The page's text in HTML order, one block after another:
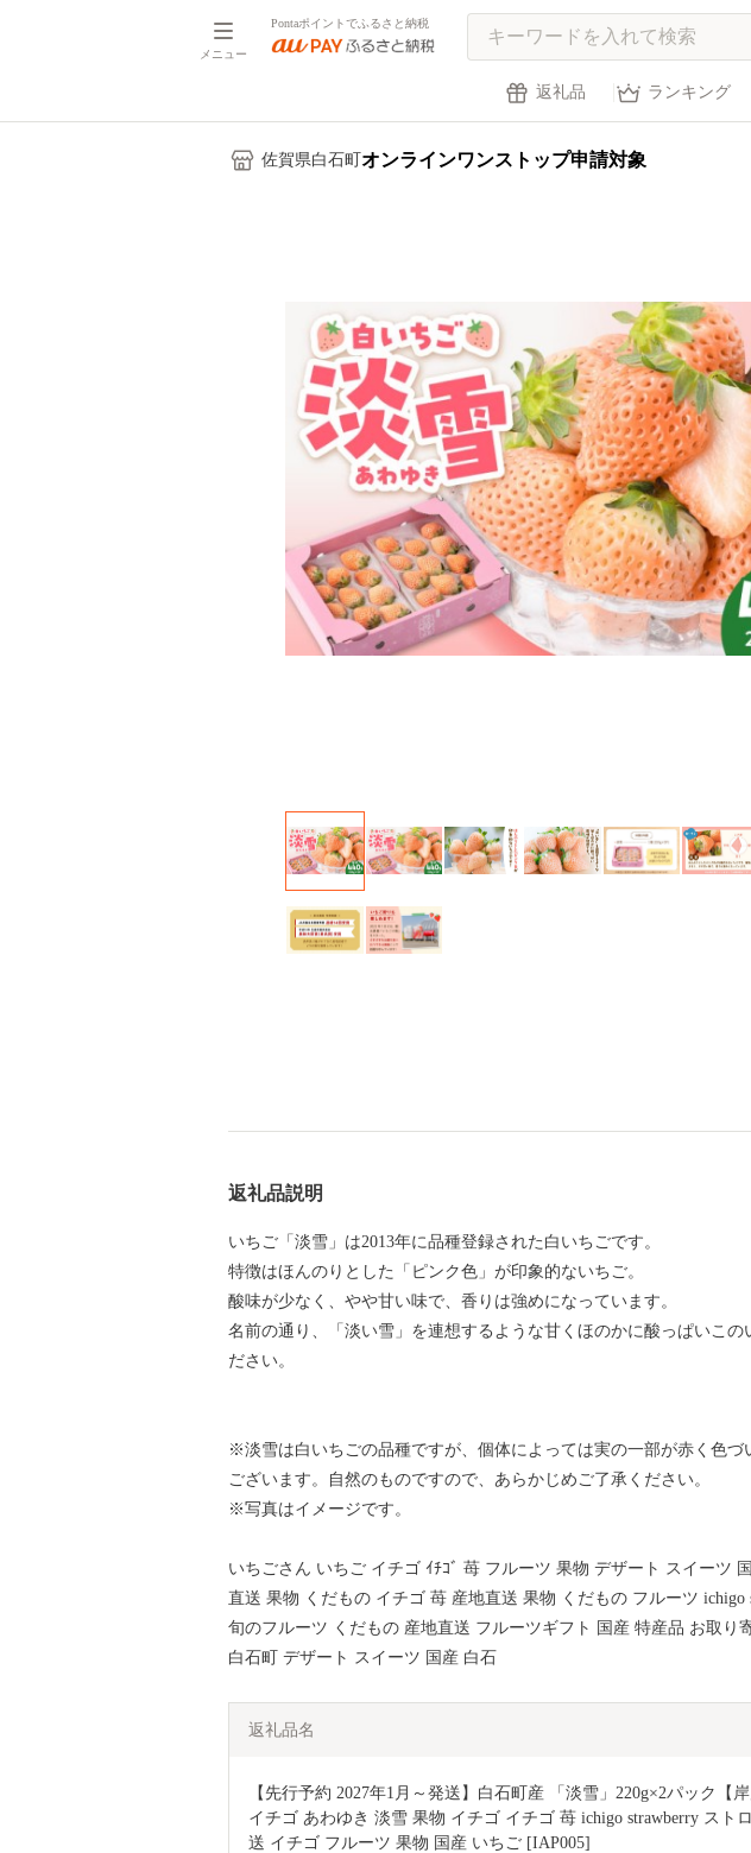
メニュー
Pontaポイントでふるさと納税
返礼品 ランキング
佐賀県白石町 オンラインワンストップ申請対象
返礼品説明
いちご「淡雪」は2013年に品種登録された白いちごです。
特徴はほんのりとした「ピンク色」が印象的ないちご。
酸味が少なく、やや甘い味で、香りは強めになっています。
名前の通り、「淡い雪」を連想するような甘くほのかに酸っぱいこの
ださい。
※淡雪は白いちごの品種ですが、個体によっては実の一部が赤く色づ
ございます。自然のものですので、あらかじめご了承ください。
※写真はイメージです。
いちごさん いちご イチゴ ｲﾁｺﾞ 苺 フルーツ 果物 デザート スイーツ
直送 果物 くだもの イチゴ 苺 産地直送 果物 くだもの フルーツ ichigo
旬のフルーツ くだもの 産地直送 フルーツギフト 国産 特産品 お取り
白石町 デザート スイーツ 国産 白石
返礼品名
【先行予約 2027年1月～発送】白石町産 「淡雪」220g×2パック【
イチゴ あわゆき 淡雪 果物 イチゴ イチゴ 苺 ichigo strawberry スト
送 イチゴ フルーツ 果物 国産 いちご [IAP005]